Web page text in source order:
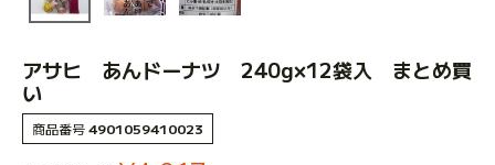
アサヒ あんドーナツ 240g×12袋入 まとめ買
い
商品番号4901059410023